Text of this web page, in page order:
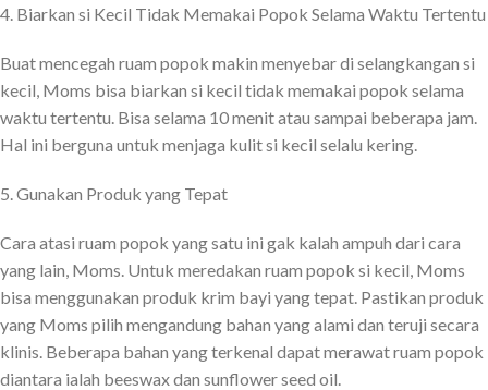
4. Biarkan si Kecil Tidak Memakai Popok Selama Waktu Tertentu
Buat mencegah ruam popok makin menyebar di selangkangan si
kecil, Moms bisa biarkan si kecil tidak memakai popok selama
waktu tertentu. Bisa selama 10 menit atau sampai beberapa jam.
Hal ini berguna untuk menjaga kulit si kecil selalu kering.
5. Gunakan Produk yang Tepat
Cara atasi ruam popok yang satu ini gak kalah ampuh dari cara
yang lain, Moms. Untuk meredakan ruam popok si kecil, Moms
bisa menggunakan produk krim bayi yang tepat. Pastikan produk
yang Moms pilih mengandung bahan yang alami dan teruji secara
klinis. Beberapa bahan yang terkenal dapat merawat ruam popok
diantara ialah beeswax dan sunflower seed oil.